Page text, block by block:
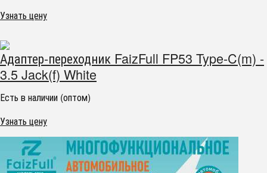
Узнать цену
Адаптер-переходник FaizFull FP53 Type-C(m) -
3.5 Jack(f) White
Есть в наличии (оптом)
Узнать цену